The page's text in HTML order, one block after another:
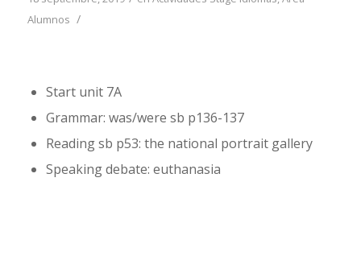
Alumnos /
Start unit 7A
Grammar: was/were sb p136-137
Reading sb p53: the national portrait gallery
Speaking debate: euthanasia